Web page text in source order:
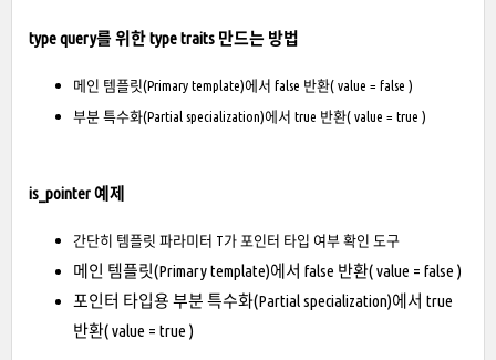
type query를 위한 type traits 만드는 방법
메인 템플릿(Primary template)에서 false 반환( value = false )
부분 특수화(Partial specialization)에서 true 반환( value = true )
is_pointer 예제
간단히 템플릿 파라미터 T가 포인터 타입 여부 확인 도구
메인 템플릿(Primary template)에서 false 반환( value = false )
포인터 타입용 부분 특수화(Partial specialization)에서 true
반환( value = true )